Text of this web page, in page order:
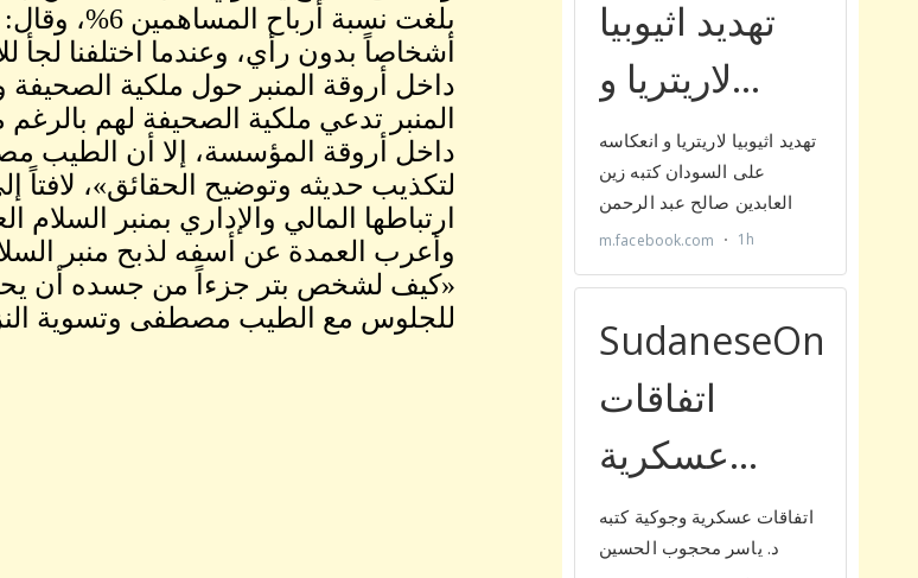
بلغت نسبة
أشخاصاً بدون رأي، وعندما اختلفنا لجأ
داخل أروقة المنبر حول ملكية
المنبر تدعي ملكية الصحيفة لهم
داخل أروقة المؤسسة، إلا أن الطيب
لتكذيب حديثه وتوضيح الحقائق»،
ارتباطها المالي والإداري بمنبر
وأعرب العمدة عن أسفه لذبح منبر السلام
«كيف لشخص بتر جزءاً من جسده أن
للجلوس مع الطيب مصطفى وتسوية